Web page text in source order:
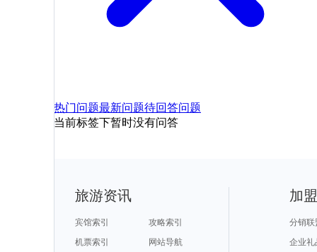
热门问题最新问题待回答问题
当前标签下暂时没有问答
旅游资讯
宾馆索引
攻略索引
机票索引
网站导航
加
分销联
企业礼